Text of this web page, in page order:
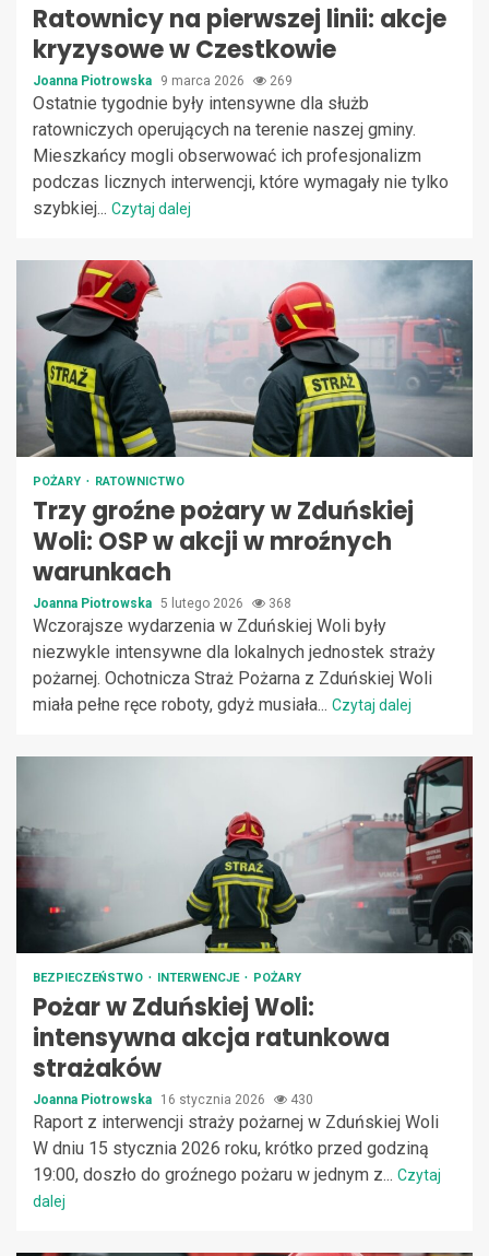
Ratownicy na pierwszej linii: akcje
kryzysowe w Czestkowie
Joanna Piotrowska 9 marca 2026 269
Ostatnie tygodnie były intensywne dla służb
ratowniczych operujących na terenie naszej gminy.
Mieszkańcy mogli obserwować ich profesjonalizm
podczas licznych interwencji, które wymagały nie tylko
szybkiej... Czytaj dalej
POŻARY RATOWNICTWO
Trzy groźne pożary w Zduńskiej
Woli: OSP w akcji w mroźnych
warunkach
Joanna Piotrowska 5 lutego 2026 368
Wczorajsze wydarzenia w Zduńskiej Woli były
niezwykle intensywne dla lokalnych jednostek straży
pożarnej. Ochotnicza Straż Pożarna z Zduńskiej Woli
miała pełne ręce roboty, gdyż musiała... Czytaj dalej
BEZPIECZEŃSTWO INTERWENCJE POŻARY
Pożar w Zduńskiej Woli:
intensywna akcja ratunkowa
strażaków
Joanna Piotrowska 16 stycznia 2026 430
Raport z interwencji straży pożarnej w Zduńskiej Woli
W dniu 15 stycznia 2026 roku, krótko przed godziną
19:00, doszło do groźnego pożaru w jednym z... Czytaj
dalej